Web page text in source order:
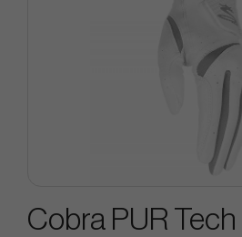
Cobra PUR Tech